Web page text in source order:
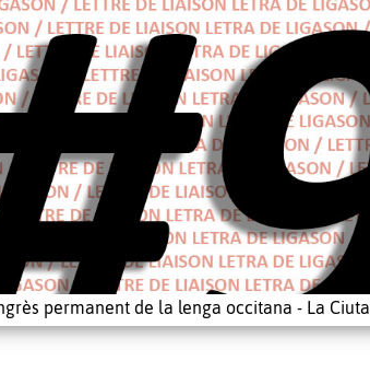
permanent de la lenga occitana - La